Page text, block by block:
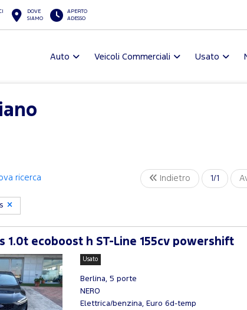
DOVE
SIAMO
APERTO
ADESSO
Auto Veicoli Commerciali Usato
ricerca Indietro 1/1
1.0t ecoboost h ST-Line 155cv powershift
Usato
Berlina, 5 porte
NERO
Elettrica/benzina, Euro 6d-temp